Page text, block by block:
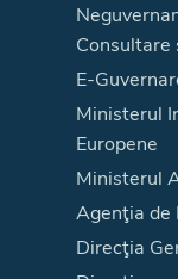
Consultare
E-
Ministerul
Europene
Ministerul
Agenţia de
Direcţia